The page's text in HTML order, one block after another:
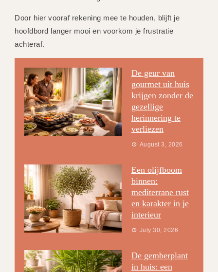
Door hier vooraf rekening mee te houden, blijft je
hoofdbord langer mooi en voorkom je frustratie
achteraf.
De geur van
gourmet uit huis
krijgen zonder de
gezellige
herinnering te
verliezen
August 3, 2026
Een olijfboom
binnen:
mediterrane rust
en karakter in je
interieur
July 30, 2026
De gemberplant
in huis: een